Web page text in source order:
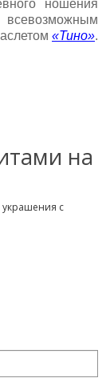
ношения
«Тино».
на
с